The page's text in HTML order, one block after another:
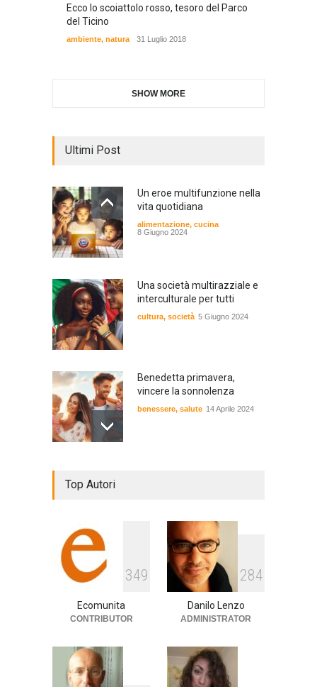
Ecco lo scoiattolo rosso, tesoro del Parco
del Ticino
ambiente, natura 31 Luglio 2018
SHOW MORE
Ultimi Post
Un eroe multifunzione nella
vita quotidiana
alimentazione, cucina
8 Giugno 2024
Una società multirazziale e
interculturale per tutti
cultura, società 5 Giugno 2024
Benedetta primavera,
vincere la sonnolenza
benessere, salute 14 Aprile 2024
E tu hai paura del buio?
cultura società 1 Aprile 2024
Top Autori
349
Ecomunita
CONTRIBUTOR
284
Danilo Lenzo
ADMINISTRATOR